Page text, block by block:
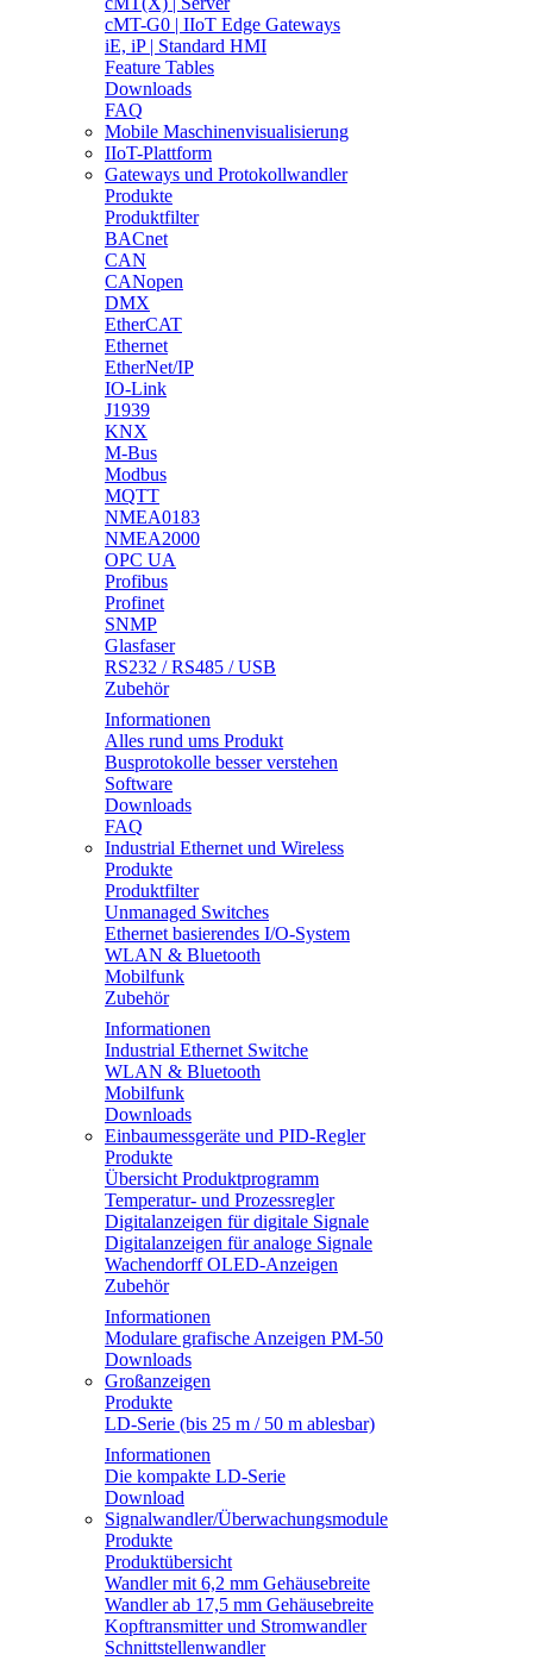
cMT-G0 | IIoT Edge Gateways
iE, iP | Standard HMI
Feature Tables
Downloads
FAQ
Mobile Maschinenvisualisierung
IIoT-Plattform
Gateways und Protokollwandler
Produkte
Produktfilter
BACnet
CAN
CANopen
DMX
EtherCAT
Ethernet
EtherNet/IP
IO-Link
J1939
KNX
M-Bus
Modbus
MQTT
NMEA0183
NMEA2000
OPC UA
Profibus
Profinet
SNMP
Glasfaser
RS232 / RS485 / USB
Zubehör
Informationen
Alles rund ums Produkt
Busprotokolle besser verstehen
Software
Downloads
FAQ
Industrial Ethernet und Wireless
Produkte
Produktfilter
Unmanaged Switches
Ethernet basierendes I/O-System
WLAN & Bluetooth
Mobilfunk
Zubehör
Informationen
Industrial Ethernet Switche
WLAN & Bluetooth
Mobilfunk
Downloads
Einbaumessgeräte und PID-Regler
Produkte
Übersicht Produktprogramm
Temperatur- und Prozessregler
Digitalanzeigen für digitale Signale
Digitalanzeigen für analoge Signale
Wachendorff OLED-Anzeigen
Zubehör
Informationen
Modulare grafische Anzeigen PM-50
Downloads
Großanzeigen
Produkte
LD-Serie (bis 25 m / 50 m ablesbar)
Informationen
Die kompakte LD-Serie
Download
Signalwandler/Überwachungsmodule
Produkte
Produktübersicht
Wandler mit 6,2 mm Gehäusebreite
Wandler ab 17,5 mm Gehäusebreite
Kopftransmitter und Stromwandler
Schnittstellenwandler